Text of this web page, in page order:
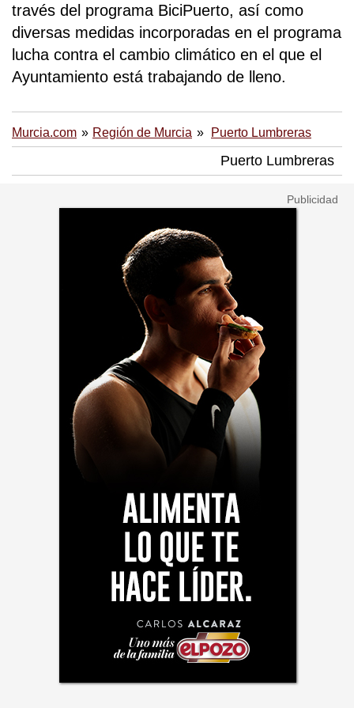
través del programa BiciPuerto, así como
diversas medidas incorporadas en el programa
lucha contra el cambio climático en el que el
Ayuntamiento está trabajando de lleno.
Murcia.com Región de Murcia Puerto Lumbreras
Puerto Lumbreras